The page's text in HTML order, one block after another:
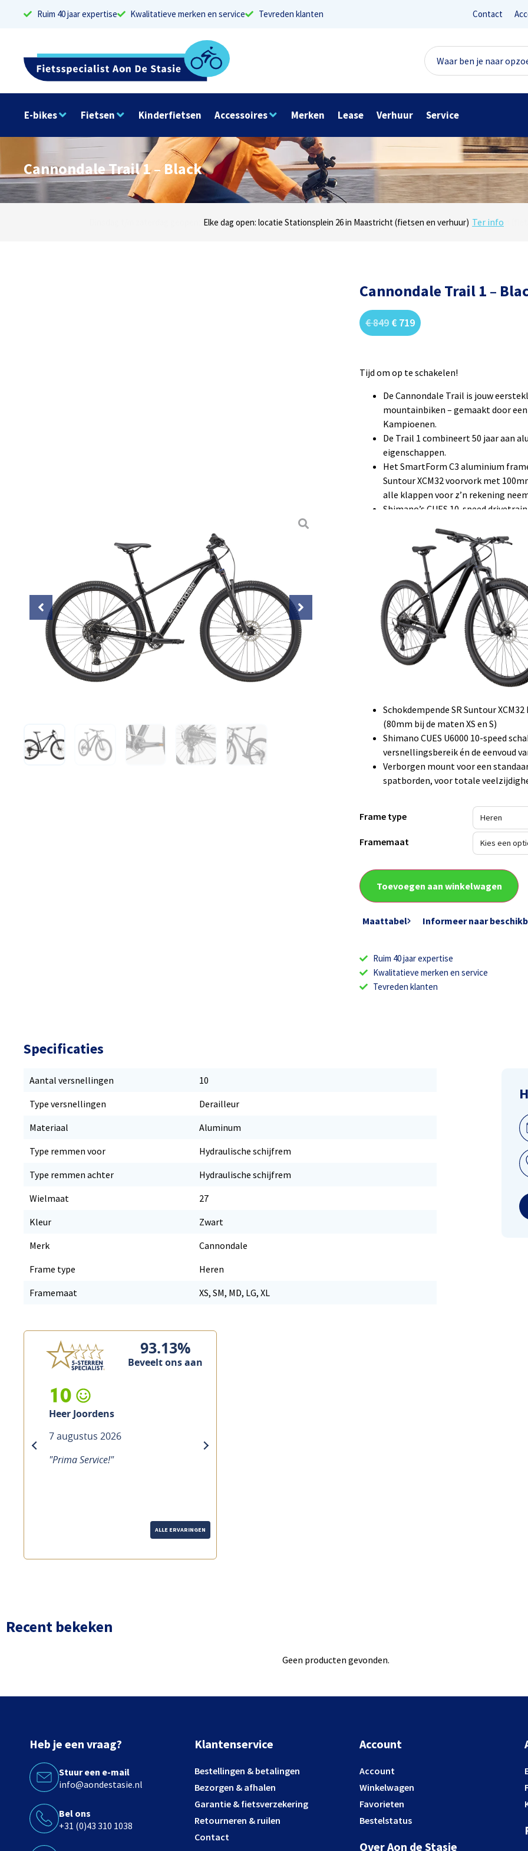
Ruim 40 jaar expertise Kwalitatieve merken en service Tevreden klanten Contact
E-bikes Fietsen Kinderfietsen Accessoires Merken Lease Verhuur Service
Cannondale Trail 1 – Black
Dinsdag t/m zaterdag geopen: locaties Sphinxlunet 1 in Maastricht (e-bikes) en Maaseikersteenweg 183 in Lanaken
Elke dag open: locatie Stationsplein 26 in Maastricht (fietsen en verhuur) Ter info
Onze missie? Tevreden klanten! Lees reviews
Cannondale Trail 1 –
€849 € 719
Tijd om op te schakelen!
De Cannondale Trail is jouw
mountainbiken – gemaakt door
Kampioenen.
De Trail 1 combineert 50 jaar aan
eigenschappen.
Het SmartForm C3 aluminium
Suntour XCM32 voorvork met
alle klappen voor z’n rekening
Shimano’s CUES 10-speed
met de Tektro hydraulische
Met ook nog een 130mm dropper
passen bewijst de Trail 1 dat
zich altijd uitbetalen – elke rit weer.
Waarvoor gebruik je hem
en gewoon lol trappen.
Hoogtepunten
Licht, duurzaam SmartForm C3
29” wielen bij de grotere maten,
Schokdempende SR Suntour
(80mm bij de maten XS en S)
Shimano CUES U6000 10-speed
versnellingsbereik én de eenvoud
Verborgen mount voor een
spatborden, voor totale
Frame type
Framemaat
Toevoegen aan winkelwagen
Maattabel Informeer naar
Ruim 40 jaar expertise
Kwalitatieve merken en service
Tevreden klanten
Specificaties
Aantal versnellingen
10
Type versnellingen
Derailleur
Materiaal
Aluminum
Type remmen voor
Hydraulische schijfrem
Type remmen achter
Hydraulische schijfrem
Wielmaat
27
Kleur
Zwart
Merk
Cannondale
Frame type
Heren
Framemaat
XS, SM, MD, LG, XL
93.13%
Beveelt ons aan
10
Heer Joordens
7 augustus 2026
"Prima Service!"
next
ALLE ERVARINGEN
Recent bekeken
Geen producten gevonden.
Heb je een vraag?
Stuur een e-mail
info@aondestasie.nl
Bel ons
+31 (0)43 310 1038
Klantenservice
Bestellingen & betalingen
Bezorgen & afhalen
Garantie & fietsverzekering
Retourneren & ruilen
Contact
Account
Account
Winkelwagen
Favorieten
Bestelstatus
Over Aon de Stasie